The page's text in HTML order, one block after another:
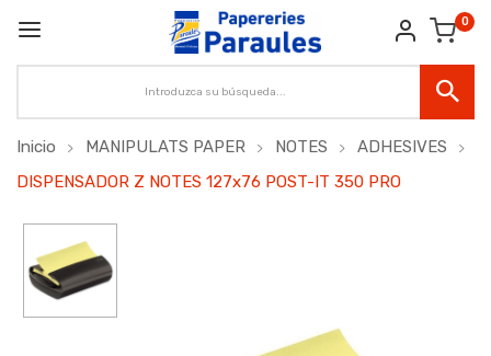
0
Inicio MANIPULATS PAPER NOTES
ADHESIVES
DISPENSADOR Z NOTES 127x76 POST-IT 350 PRO